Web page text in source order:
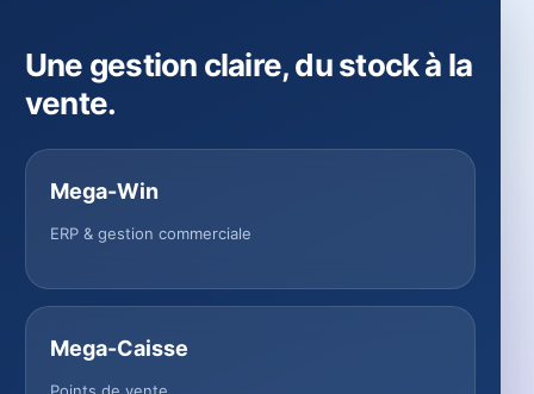
Une gestion claire, du stock à la
vente.
Mega-Win
ERP & gestion commerciale
Mega-Caisse
Points de vente